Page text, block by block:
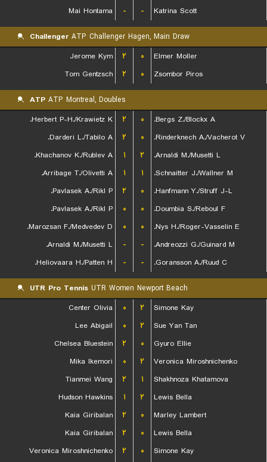
Mai Hontama - - Katrina Scott
Challenger ATP Challenger Hagen, Main Draw
Jerome Kym
۲ ۰
Elmer Moller
Tom Gentzsch
۲ ۰ Zsombor Piros
ATP ATP Montreal, Doubles
Herbert P-H./Krawietz K.
۲ ۰
Bergs Z./Blockx A.
Darderi L./Tabilo A.
۲ ۰
Rinderknech A./Vacherot V.
Khachanov K./Rublev A.
۱ ۲
Arnaldi M./Musetti L.
Arribage T./Olivetti A.
۱ ۱
Schnaitter J./Wallner M.
Pavlasek A./Rikl P.
۲ ۰
Hanfmann Y./Struff J-L.
Pavlasek A./Rikl P.
۰ ۰
Doumbia S./Reboul F.
Marozsan F./Medvedev D.
۰ ۰
Nys H./Roger-Vasselin E.
Arnaldi M./Musetti L.
- -
Andreozzi G./Guinard M.
Heliovaara H./Patten H.
- - Goransson A./Ruud C.
UTR Pro Tennis UTR Women Newport Beach
Center Olivia
۰ ۲
Simone Kay
Lee Abigail
۰ ۲
Sue Yan Tan
Chelsea Bluestein
۲ ۰
Gyuro Ellie
Mika Ikemori
۰ ۲
Veronica Miroshnichenko
Tianmei Wang
۲ ۱
Shakhnoza Khatamova
Hudson Hawkins
۱ ۲
Lewis Bella
Kaia Giribalan
۲ ۰
Marley Lambert
Kaia Giribalan
۲ ۰
Lewis Bella
Veronica Miroshnichenko
۲ ۰
Simone Kay